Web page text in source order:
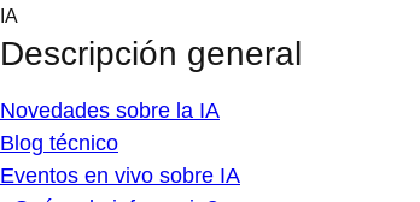
Skip
content
IA
Descripción general
Novedades sobre la IA
Blog técnico
Eventos en vivo sobre IA